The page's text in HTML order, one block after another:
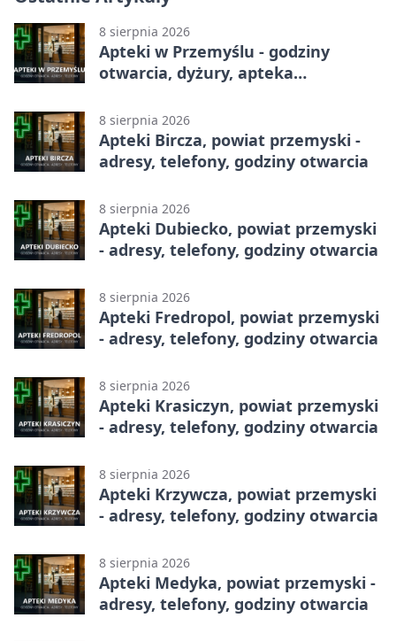
8 sierpnia 2026
Apteki w Przemyślu - godziny
otwarcia, dyżury, apteka
8 sierpnia 2026
Apteki Bircza, powiat przemyski -
adresy, telefony, godziny otwarcia
8 sierpnia 2026
Apteki Dubiecko, powiat przemyski
- adresy, telefony, godziny otwarcia
8 sierpnia 2026
Apteki Fredropol, powiat przemyski
- adresy, telefony, godziny otwarcia
8 sierpnia 2026
Apteki Krasiczyn, powiat przemyski
- adresy, telefony, godziny otwarcia
8 sierpnia 2026
Apteki Krzywcza, powiat przemyski
- adresy, telefony, godziny otwarcia
8 sierpnia 2026
Apteki Medyka, powiat przemyski -
adresy, telefony, godziny otwarcia